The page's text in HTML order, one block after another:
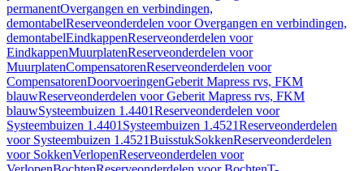
permanentOvergangen en verbindingen,
demontabelReserveonderdelen voor Overgangen en verbindingen,
demontabelEindkappenReserveonderdelen voor
EindkappenMuurplatenReserveonderdelen voor
MuurplatenCompensatorenReserveonderdelen voor
CompensatorenDoorvoeringenGeberit Mapress rvs, FKM
blauwReserveonderdelen voor Geberit Mapress rvs, FKM
blauwSysteembuizen 1.4401Reserveonderdelen voor
Systeembuizen 1.4401 Systeembuizen 1.4521Reserveonderdelen
voor Systeembuizen 1.4521BuisstukSokkenReserveonderdelen
voor SokkenVerlopenReserveonderdelen voor